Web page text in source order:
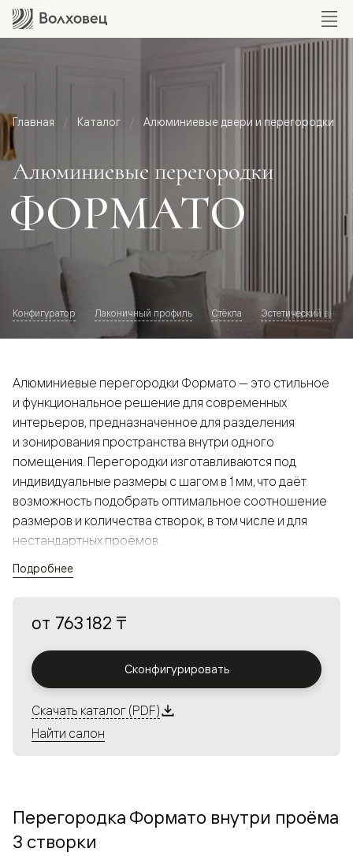
Главная Каталог Алюминиевые двери и перегородки
Алюминиевые перегородки
ФОРМАТО
Конфигуратор Лаконичный профиль Стёкла Эстетический
Алюминиевые перегородки Формато — это стильное
и функциональное решение для современных
интерьеров, предназначенное для разделения
и зонирования пространства внутри одного
помещения. Перегородки изготавливаются под
индивидуальные размеры с шагом в 1 мм, что даёт
возможность подобрать оптимальное соотношение
размеров и количества створок, в том числе и для
нестандартных проёмов.
а большой выбор вставок из стекла с различными
решения в интерьере и варьировать освещённость.
Алюминиевые перегородки имеют единый профиль
с алюминиевыми дверьми и легко сочетаются в одном
алюминиевых перегородок и дверей координируется
со стеновыми панелями Волховец.
Подробнее
от 763 182 ₸
Сконфигурировать
Скачать каталог (PDF)
Найти салон
Перегородка Формато внутри проёма
3 створки